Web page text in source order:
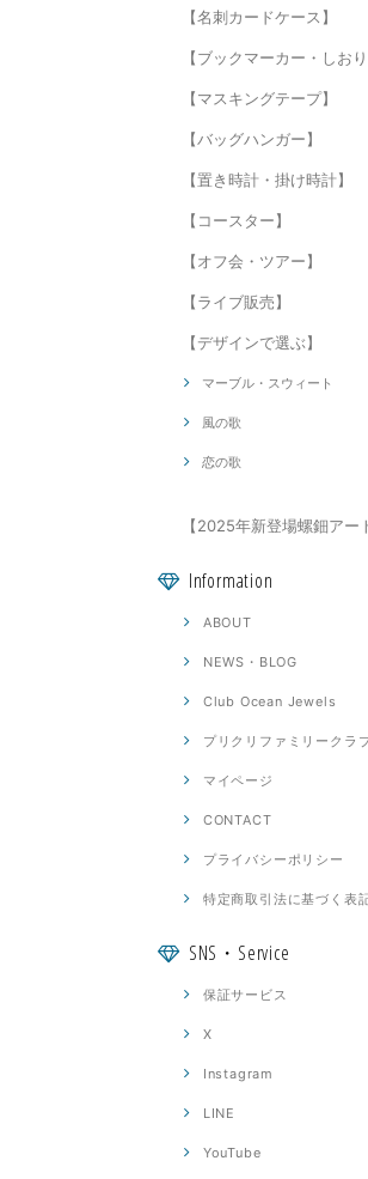
【名刺カードケース】
【ブックマーカー・しおり
【マスキングテープ】
【バッグハンガー】
【置き時計・掛け時計】
【コースター】
【オフ会・ツアー】
【ライブ販売】
【デザインで選ぶ】
マーブル・スウィート
風の歌
恋の歌
【2025年新登場螺鈿アー
Information
ABOUT
NEWS・BLOG
Club Ocean Jewels
プリクリファミリークラ
マイページ
CONTACT
プライバシーポリシー
特定商取引法に基づく表
SNS・Service
保証サービス
X
Instagram
LINE
YouTube